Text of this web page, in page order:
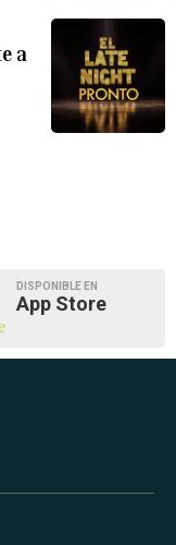
a
DISPONIBLE EN
App Store